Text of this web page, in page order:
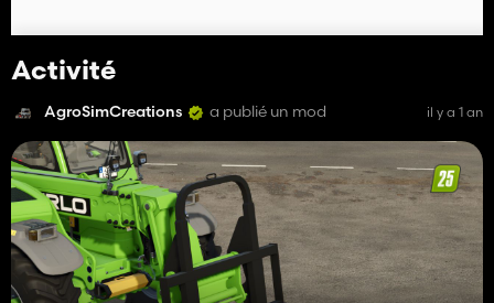
Activité
AgroSimCreations a publié un mod il y a 1 an